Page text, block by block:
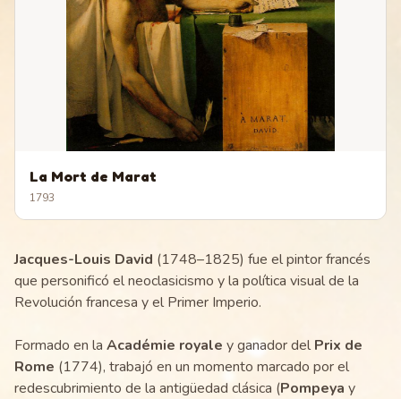
La Mort de Marat
1793
Jacques-Louis David (1748–1825) fue el pintor francés
que personificó el neoclasicismo y la política visual de la
Revolución francesa y el Primer Imperio.
Formado en la Académie royale y ganador delPrix de
Rome (1774), trabajó en un momento marcado por el
redescubrimiento de la antigüedad clásica (Pompeya y